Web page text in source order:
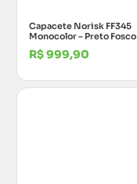
Capacete Norisk FF345
Monocolor – Preto Fosco
R$999,90